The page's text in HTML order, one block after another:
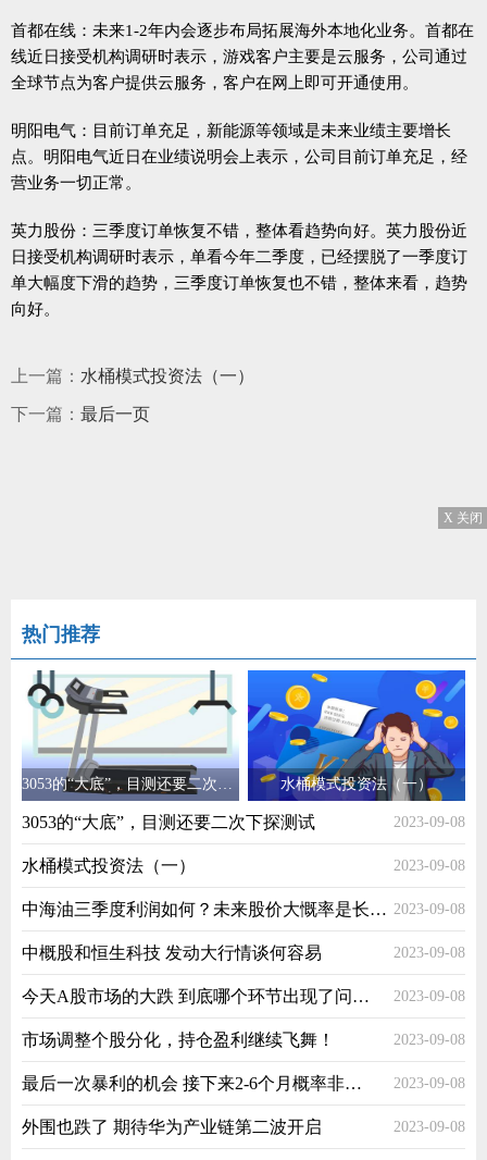
首都在线：未来1-2年内会逐步布局拓展海外本地化业务。首都在
线近日接受机构调研时表示，游戏客户主要是云服务，公司通过
全球节点为客户提供云服务，客户在网上即可开通使用。
明阳电气：目前订单充足，新能源等领域是未来业绩主要增长
点。明阳电气近日在业绩说明会上表示，公司目前订单充足，经
营业务一切正常。
英力股份：三季度订单恢复不错，整体看趋势向好。英力股份近
日接受机构调研时表示，单看今年二季度，已经摆脱了一季度订
单大幅度下滑的趋势，三季度订单恢复也不错，整体来看，趋势
向好。
上一篇： 水桶模式投资法（一）
下一篇： 最后一页
X 关闭
热门推荐
水桶模式投资法（一）
3053的“大底”，目测还要二次下探测试 2023-09-08
水桶模式投资法（一） 2023-09-08
中海油三季度利润如何？未来股价大慨率是长期稳步向上的 2023-09-08
中概股和恒生科技 发动大行情谈何容易 2023-09-08
今天A股市场的大跌 到底哪个环节出现了问题？ 2023-09-08
市场调整个股分化，持仓盈利继续飞舞！ 2023-09-08
最后一次暴利的机会 接下来2-6个月概率非常高 2023-09-08
外围也跌了 期待华为产业链第二波开启 2023-09-08